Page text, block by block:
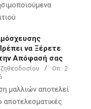
να Ξέρετε
Απόφασή σας
On: 2
μαλλιών αποτελεί
αποτελεσματικές